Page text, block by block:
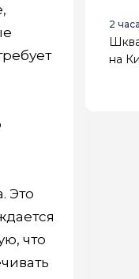
Это
что
2
на